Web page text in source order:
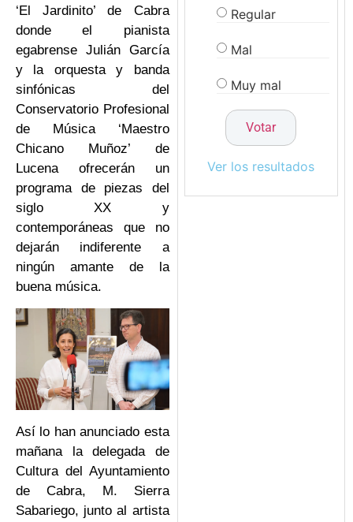
‘El Jardinito’ de Cabra
donde el pianista
egabrense Julián García
y la orquesta y banda
sinfónicas del
Conservatorio Profesional
de Música ‘Maestro
Chicano Muñoz’ de
Lucena ofrecerán un
programa de piezas del
siglo XX y
contemporáneas que no
dejarán indiferente a
ningún amante de la
buena música.
Así lo han anunciado esta
mañana la delegada de
Cultura del Ayuntamiento
de Cabra, M. Sierra
Sabariego, junto al artista
Regular
Mal
Muy mal
Ver los resultados